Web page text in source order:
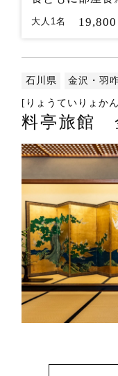
大人1名 19,800
石川県 金沢・羽
[りょうていりょか
料亭旅館